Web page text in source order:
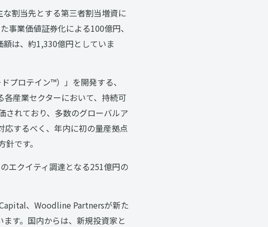
割当先とする第三者割当増資に
事業価値証券化による100億円、
は、約1,330億円としていま
プロテイン™）」を開発する、
産業セクターにおいて、持続可
れており、多数のグローバルア
応するべく、年内に初の量産拠点
です。
エクイティ調達となる251億円の
、Woodline Partnersが新た
す。国内からは、新規投資家と